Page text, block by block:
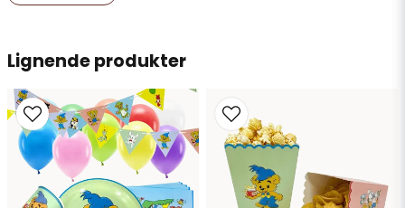
E-mailadresse
Ja, du kan offentliggøre mit spørgsmål
Lignende produkter